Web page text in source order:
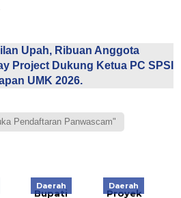
Upah, Ribuan Anggota
Project Dukung Ketua PC SPSI
UMK 2026.
Pendaftaran Panwascam"
Daerah
Bupati
Daerah
Proyek